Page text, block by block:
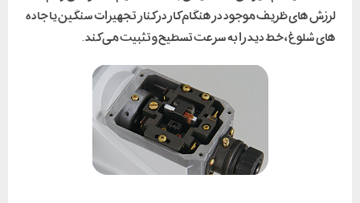
های ظریف موجود در هنگام کار در کنار تجهیزات سنگین یا جاده
شلوغ ، خط دید را به سرعت تسطیح و تثبیت می کند .